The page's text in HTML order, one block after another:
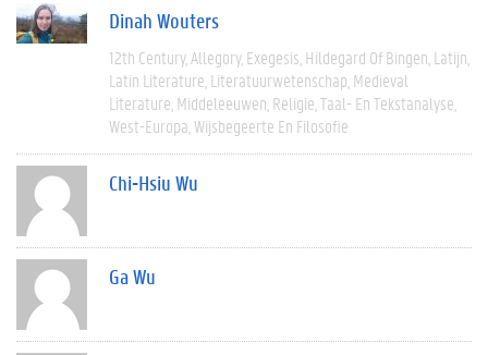
Dinah Wouters
12th Century Allegory Exegesis Hildegard Of Bingen Latijn
Latin Literature Literatuurwetenschap Medieval
Literature Middeleeuwen Religie Taal- En Tekstanalyse
West-Europa Wijsbegeerte En Filosofie
Chi-Hsiu Wu
Ga Wu